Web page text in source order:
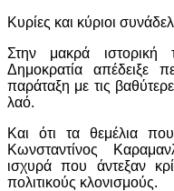
Κυρίες και κύριοι
Στην μακρά
Δημοκρατία απέδειξε
παράταξη με τις
λαό.
Και ότι τα θεμέλια
Κωνσταντίνος
ισχυρά που άντεξαν
πολιτικούς κλονισμούς.